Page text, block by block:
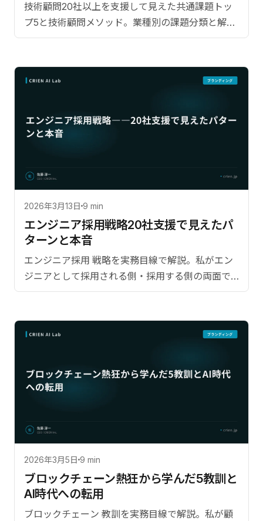
技術顧問20社以上を支援して見えた共通課題トッ
プ5と技術顧問メソッド。業種別の課題分類と解決
パターンを体系化。
2026年3月13日 9 min
エンジニア採用戦略――20社支援で見えたパ
ターンと本音
エンジニア採用 戦略を実務目線で解説。私がエン
ジニアとして採用される側・採用する側の両面で
の経験。【監修：佐藤淳一（CRIEN CEO）】
2026年3月5日 9 min
ブロックチェーン熱狂から学んだ5教訓と
AI時代への転用
ブロックチェーン 教訓を実務目線で解説。私が顧